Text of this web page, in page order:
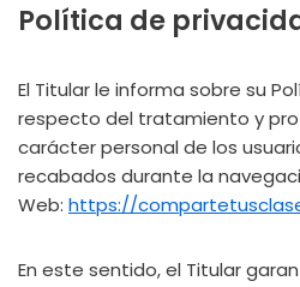
Política de
El Titular le informa sobre su
respecto del tratamiento y
carácter personal de los
recabados durante la
Web: https://
En este sentido, el Titular